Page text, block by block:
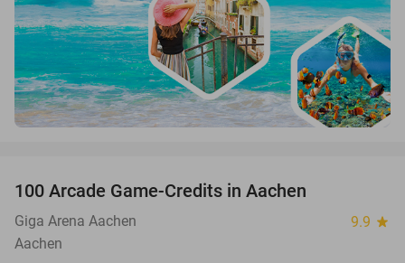
100 Arcade Game-Credits in Aachen
Giga Arena Aachen 9.9 star
Aachen